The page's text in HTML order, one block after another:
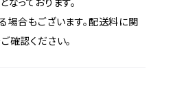
っております。
場合もございます。配送料に関
確認ください。